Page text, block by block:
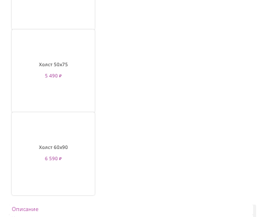
Холст 50х75
5 490 ₽
Холст 60х90
6 590 ₽
Описание